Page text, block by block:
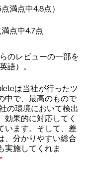
満点中4.8点）
点中4.7点
のレビューの一部を
語）。
は当社が行ったツ
中で、最高のもので
の環境において検出
効果的に対応してく
います。そして、差
、分かりやすい総合
実施してくれま